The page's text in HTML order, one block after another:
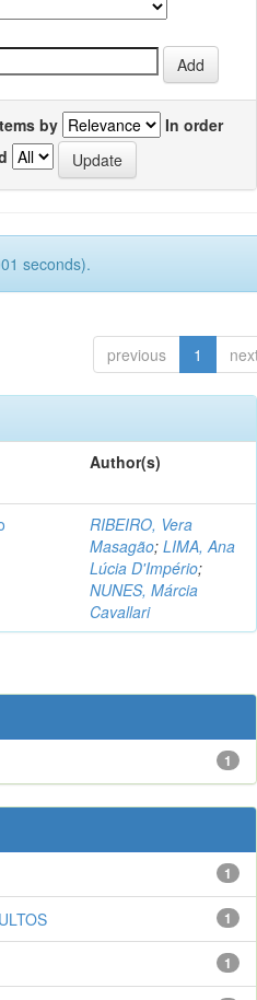
by
In order
seconds).
previous 1
Author(s)
RIBEIRO, Vera
Masagão; LIMA, Ana
Lúcia D'Império;
NUNES, Márcia
Cavallari
1
1
1
1